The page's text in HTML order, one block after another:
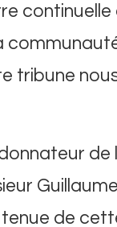
tribune
tenue de